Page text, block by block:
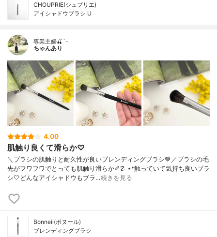
CHOUPRIE(シュプリエ)
アイシャドウブラシ U
専業主婦🍒´-
ちゃんあり
4.00
肌触り良くて滑らか♡
＼ブラシの肌触りと耐久性が良いブレンディングブラシ🤎／ブラシの毛
先がフワフワでとっても肌触り滑らか✐☡ ⋆*触っていて気持ち良いブラ
シ🤍どんなアイシャドウもブラ…続きを見る
Bonneil(ボヌール)
ブレンディングブラシ